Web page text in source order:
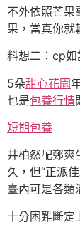
不外依照芒果
果，當真你就
料想二：cp如
5朵甜心花園
也是包養行情
短期包養
井柏然配鄭爽
久，但“正派
臺內可是各類
十分困難斷定